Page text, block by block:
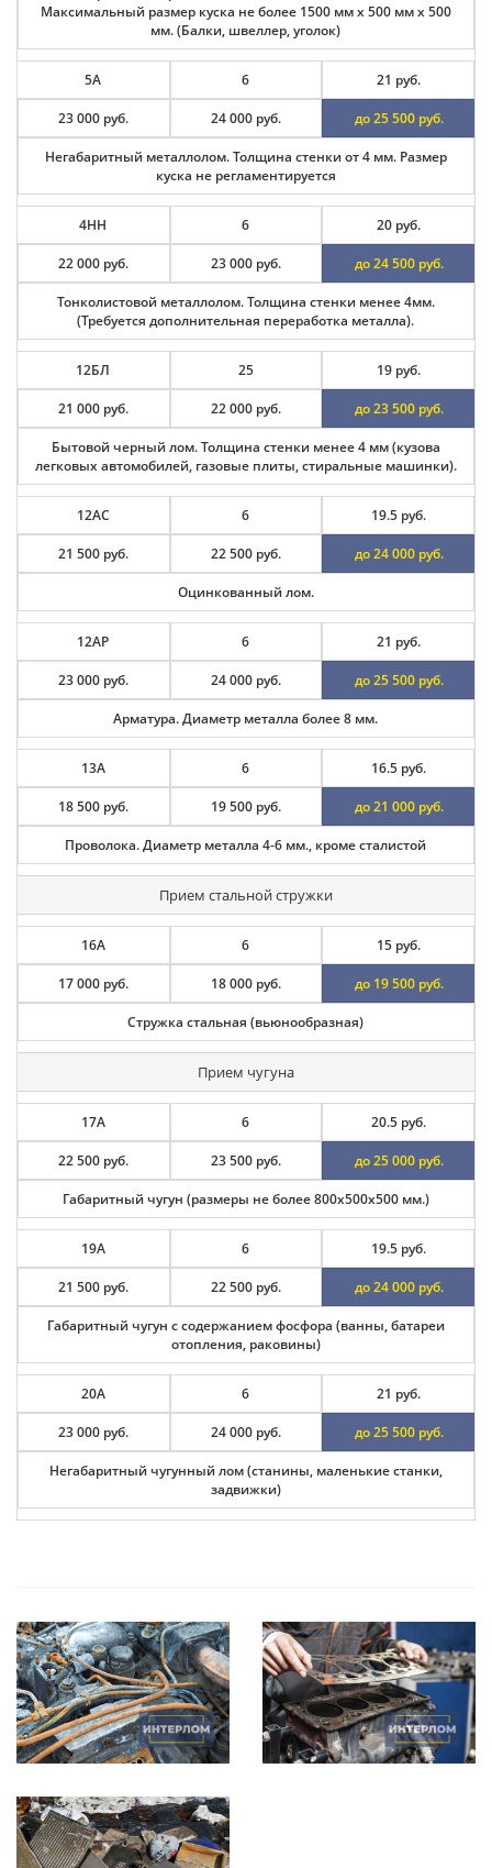
Максимальный размер куска не более 1500 мм х 500 мм х 500
мм. (Балки, швеллер, уголок)
5А
Негабаритный металлолом. Толщина стенки от 4 мм. Размер
куска не регламентируется
6 21 руб.
23 000 руб. 24 000 руб. до 25 500 руб.
4НН
Тонколистовой металлолом. Толщина стенки менее 4мм.
(Требуется дополнительная переработка металла).
6 20 руб.
22 000 руб. 23 000 руб. до 24 500 руб.
12БЛ
Бытовой черный лом. Толщина стенки менее 4 мм (кузова
легковых автомобилей, газовые плиты, стиральные машинки).
25 19 руб.
21 000 руб. 22 000 руб. до 23 500 руб.
12АС
Оцинкованный лом.
6 19.5 руб.
21 500 руб. 22 500 руб. до 24 000 руб.
12АР
Арматура. Диаметр металла более 8 мм.
6 21 руб.
23 000 руб. 24 000 руб. до 25 500 руб.
13А
Проволока. Диаметр металла 4-6 мм., кроме сталистой
6 16.5 руб.
18 500 руб. 19 500 руб. до 21 000 руб.
Прием стальной стружки
16А
Стружка стальная (вьюнообразная)
6 15 руб.
17 000 руб. 18 000 руб. до 19 500 руб.
Прием чугуна
17А
Габаритный чугун (размеры не более 800х500х500 мм.)
6 20.5 руб.
22 500 руб. 23 500 руб. до 25 000 руб.
19А
Габаритный чугун с содержанием фосфора (ванны, батареи
отопления, раковины)
6 19.5 руб.
21 500 руб. 22 500 руб. до 24 000 руб.
20А
Негабаритный чугунный лом (станины, маленькие станки,
задвижки)
6 21 руб.
23 000 руб. 24 000 руб. до 25 500 руб.